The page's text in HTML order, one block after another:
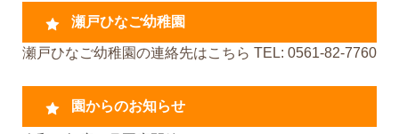
瀬戸ひなご幼稚園
瀬戸ひなご幼稚園の連絡先はこちら TEL: 0561-82-7760
園からのお知らせ